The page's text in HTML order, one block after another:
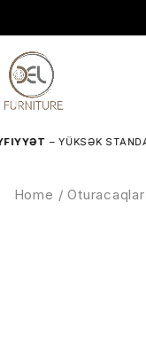
– YÜKSƏK
Home / Oturacaqlar